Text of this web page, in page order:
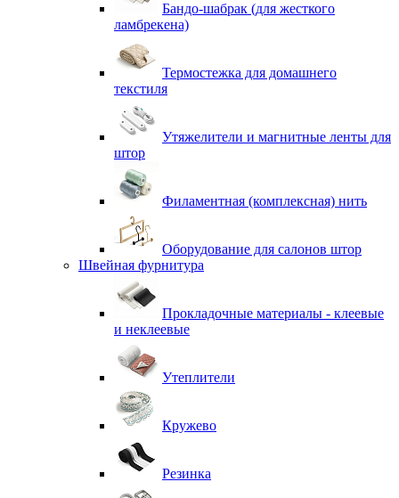
Бандо-шабрак (для жесткого
ламбрекена)
Термостежка для домашнего
текстиля
Утяжелители и магнитные ленты для
штор
Филаментная (комплексная) нить
Оборудование для салонов штор
Швейная фурнитура
Прокладочные материалы - клеевые
и неклеевые
Утеплители
Кружево
Резинка